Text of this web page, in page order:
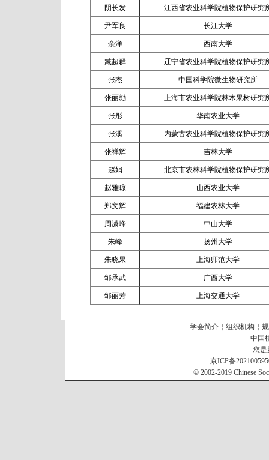
阴长发 江西省农业科学院植物保护研究
尹军良 长江大学
余洋 西南大学
臧超群 辽宁省农业科学院植物保护研究
张杰 中国科学院微生物研究所
张丽勍 上海市农业科学院林木果树研究
张彤 华南农业大学
张溪 内蒙古农业科学院植物保护研究
张祥辉 吉林大学
赵娟 北京市农林科学院植物保护研究
赵雅琼 山西农业大学
郑文辉 福建农林大学
周潇峰 中山大学
朱峰 扬州大学
朱晓果 上海师范大学
邹承武 广西大学
邹丽芳 上海交通大学
学会简介 ￤ 组织机构 ￤
中国
您
京ICP备
© 2002-2019 Chinese